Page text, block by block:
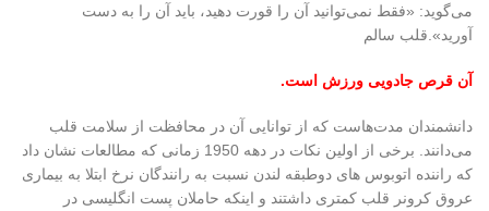
می‌گوید: «فقط نمی‌توانید آن را قورت دهید، باید آن را به دست
آورید».قلب سالم
آن قرص جادویی ورزش است.
دانشمندان مدت‌هاست که از توانایی آن در محافظت از سلامت قلب
می‌دانند. برخی از اولین نکات در دهه 1950 زمانی که مطالعات نشان داد
که راننده اتوبوس های دوطبقه لندن نسبت به رانندگان نرخ ابتلا به بیماری
عروق کرونر قلب کمتری داشتند و اینکه حاملان پست انگلیسی در